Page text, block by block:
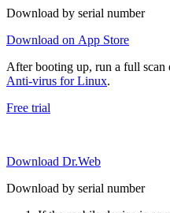
Download by serial number
Download on App Store
After booting up, run a full
Anti-virus for Linux.
Free trial
Download Dr.Web
Download by serial number